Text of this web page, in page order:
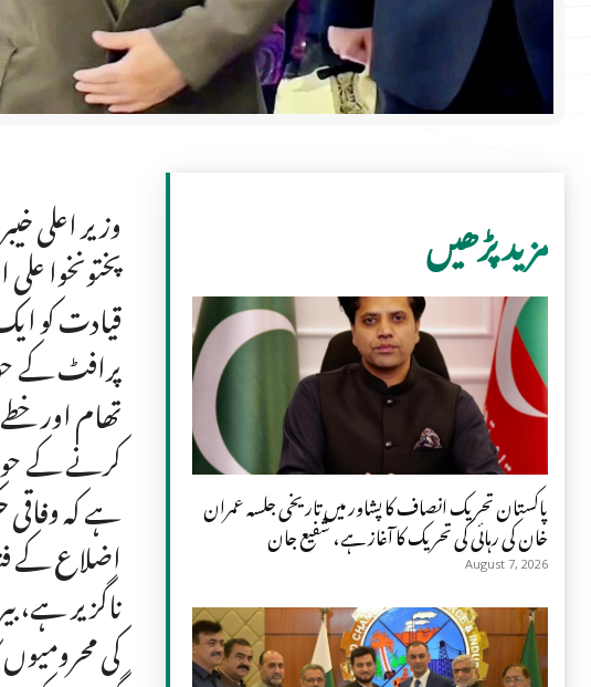
وزیر اعلی
پختونخوا
قیادت کو
پرافٹ کے
تھام اور
کرنے کے
ہے کہ
اضلاع کے
ناگزیر ہے،
کی
مزید پڑھیں
پاکستان تحریک انصاف کا پشاور میں تاریخی جلسہ عمران
خان کی رہائی کی تحریک کا آغاز ہے، شفیع جان
August 7, 2026